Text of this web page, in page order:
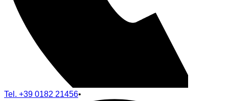
Tel. +39 0182 21456•